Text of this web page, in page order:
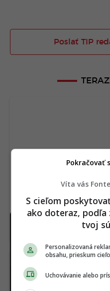
Poslať TIP
Na festival som si
vychytávok. Dve z nich
Víta vás
S cieľom
ako doteraz,
tvoj
Personalizovaná
obsahu, prieskum
Uchovávanie alebo
Pokračovať